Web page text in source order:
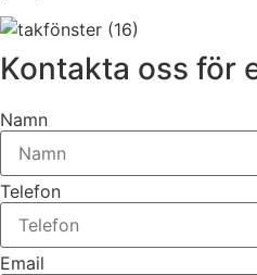
Kontakta oss för
Namn
Telefon
Email